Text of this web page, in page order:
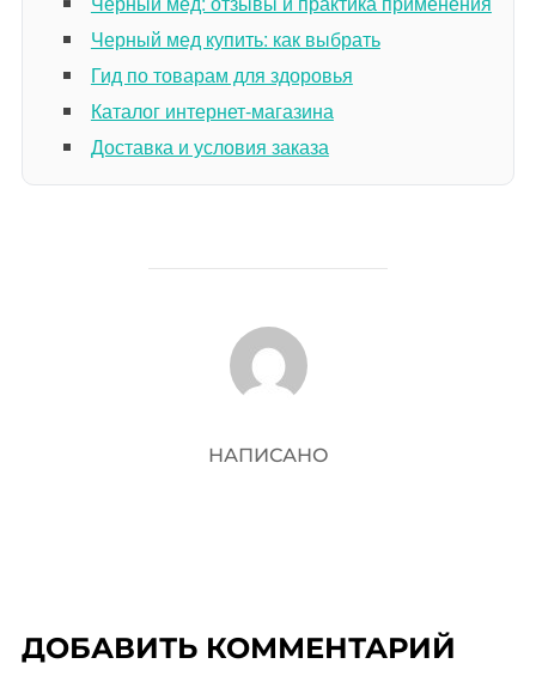
Черный мед купить: как выбрать
Гид по товарам для здоровья
Каталог интернет-магазина
Доставка и условия заказа
АВТОР ЗАПИСИ
НАПИСАНО
ДОБАВИТЬ КОММЕНТАРИЙ